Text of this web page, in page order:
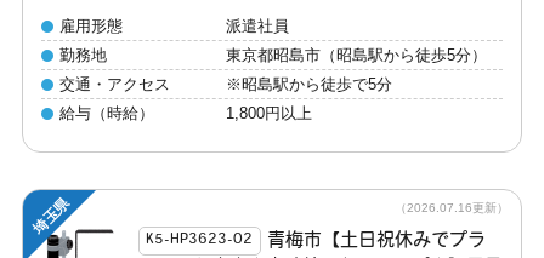
雇用形態
派遣社員
勤務地
東京都昭島市（昭島駅から徒歩5分）
交通・アクセス
※昭島駅から徒歩で5分
給与（時給）
1,800円以上
K5-HP3623-02
青梅市【土日祝休みでプラ
（2026.07.16更新）
埼玉県